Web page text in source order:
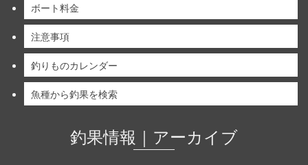
ボート料金
注意事項
釣りものカレンダー
魚種から釣果を検索
釣果情報｜アーカイブ